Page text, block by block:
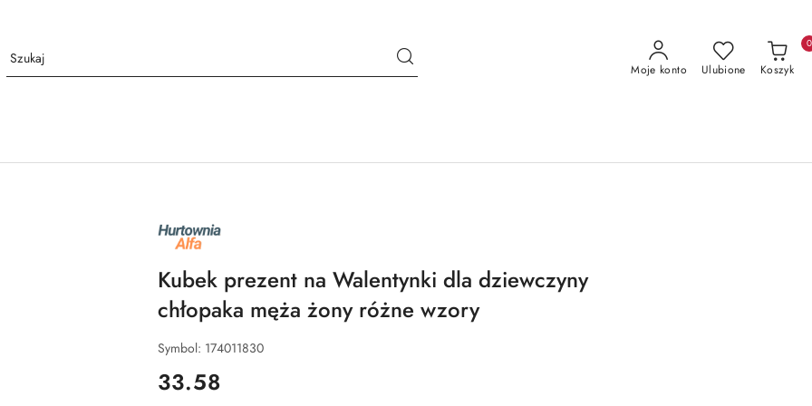
Moje konto Ulubione Koszyk
0
NAZWA
PRODUCENTA:
ALFA
Kubek prezent na Walentynki dla dziewczyny
chłopaka męża żony różne wzory
Symbol: 174011830
cena:
33.58